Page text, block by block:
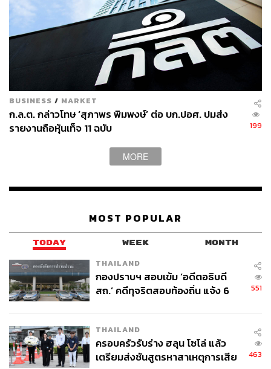
สามารถติดตาม THE STANDARD WEALTH
ผ่านแอปพลิเคชันต่างๆ ที่คุณสะดวกหรือใช้งานอยู่แล้วได้เลย
Sustain Financing
ตลาดหลักทรัพย์ (ก.ล.ต.)
Carbonwize
ตลาดหลักทรัพย์แห่งประเทศไทย (ตลท.)
สภาพภูมิอากาศ
386
BUSINESS / MARKET
ก.ล.ต. กล่าวโทษ ‘สุภาพร พิมพงษ์’ ต่อ บก.ปอศ. ปมส่ง
รายงานถือหุ้นเท็จ 11 ฉบับ
199
MORE
MOST POPULAR
TODAY WEEK MONTH
THAILAND
กองปราบฯ สอบเข้ม ‘อดีตอธิบดี
สถ.’ คดีทุจริตสอบท้องถิ่น แจ้ง 6
551
THAILAND
ครอบครัวรับร่าง ฮลุน โซโล่ แล้ว
เตรียมส่งชันสูตรหาสาเหตุการเสีย
463